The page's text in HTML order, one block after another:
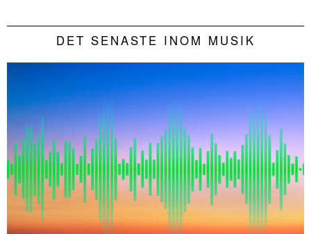
DET SENASTE INOM MUSIK